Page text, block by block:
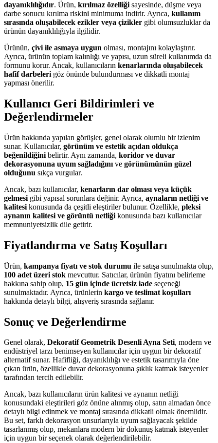
dayanıklılığıdır. Ürün, kırılmaz özelliği sayesinde, düşme veya
darbe sonucu kırılma riskini minimuma indirir. Ayrıca, kullanım
sırasında oluşabilecek ezikler veya çizikler gibi olumsuzluklar da
ürünün dayanıklılığıyla ilgilidir.
Ürünün, çivi ile asmaya uygun olması, montajını kolaylaştırır.
Ayrıca, ürünün toplam kalınlığı ve yapısı, uzun süreli kullanımda da
formunu korur. Ancak, kullanıcıların kenarlarında oluşabilecek
hafif darbeleri göz önünde bulundurması ve dikkatli montaj
yapması önerilir.
Kullanıcı Geri Bildirimleri ve
Değerlendirmeler
Ürün hakkında yapılan görüşler, genel olarak olumlu bir izlenim
sunar. Kullanıcılar, görünüm ve estetik açıdan oldukça
beğenildiğini belirtir. Aynı zamanda, koridor ve duvar
dekorasyonuna uyum sağladığını ve görünümünün güzel
olduğunu sıkça vurgular.
Ancak, bazı kullanıcılar, kenarların dar olması veya küçük
gelmesi gibi yapısal sorunlara değinir. Ayrıca, aynaların netliği ve
kalitesi konusunda da çeşitli eleştiriler bulunur. Özellikle, pleksi
aynanın kalitesi ve görüntü netliği konusunda bazı kullanıcılar
memnuniyetsizlik dile getirir.
Fiyatlandırma ve Satış Koşulları
Ürün, kampanya fiyatı ve stok durumu ile satışa sunulmakta olup,
100 adet üzeri stok mevcuttur. Satıcılar, ürünün fiyatını belirleme
hakkına sahip olup, 15 gün içinde ücretsiz iade seçeneği
sunulmaktadır. Ayrıca, ürünlerin kargo ve teslimat koşulları
hakkında detaylı bilgi, alışveriş sırasında sağlanır.
Sonuç ve Değerlendirme
Genel olarak, Dekoratif Geometrik Desenli Ayna Seti, modern ve
endüstriyel tarzı benimseyen kullanıcılar için uygun bir dekoratif
alternatif sunar. Hafifliği, dayanıklılığı ve estetik tasarımıyla öne
çıkan ürün, özellikle duvar dekorasyonuna şıklık katmak isteyenler
tarafından tercih edilebilir.
Ancak, bazı kullanıcıların ürün kalitesi ve aynanın netliği
konusundaki eleştirileri göz önüne alınmış olup, satın almadan önce
detaylı bilgi edinmek ve montaj sırasında dikkatli olmak önemlidir.
Bu set, farklı dekorasyon unsurlarıyla uyum sağlayacak şekilde
tasarlanmış olup, mekanlara modern bir dokunuş katmak isteyenler
için uygun bir seçenek olarak değerlendirilebilir.